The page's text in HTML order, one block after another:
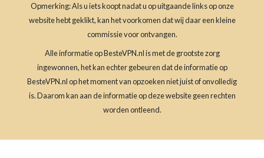
Opmerking: Als u iets koopt nadat u op uitgaande links op onze
website hebt geklikt, kan het voorkomen dat wij daar een kleine
commissie voor ontvangen.
Alle informatie op BesteVPN.nl is met de grootste zorg
ingewonnen, het kan echter gebeuren dat de informatie op
BesteVPN.nl op het moment van opzoeken niet juist of onvolledig
is. Daarom kan aan de informatie op deze website geen rechten
worden ontleend.